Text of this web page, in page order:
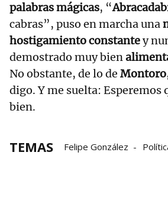
palabras mágicas, “
cabras”, puso en marcha una
hostigamiento constantey
demostrado muy bien
No obstante, de lo de Montoro
digo. Y me suelta: Esperemos
bien.
TEMAS Felipe González